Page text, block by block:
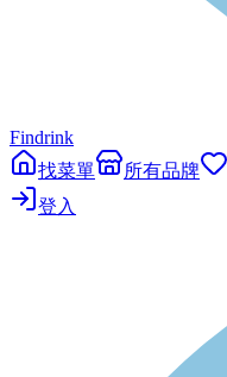
Findrink
找菜單
所有品牌
登入